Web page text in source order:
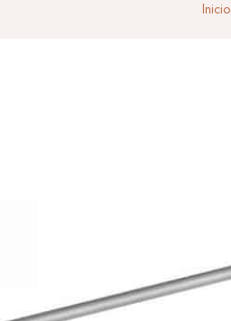
Inicio